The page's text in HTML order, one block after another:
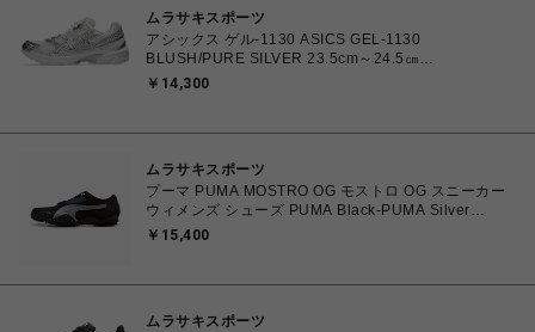
ムラサキスポーツ
アシックス ゲル-1130 ASICS GEL-1130
BLUSH/PURE SILVER 23.5cm～24.5㎝
1203A609.700 4571633242793 レディース スニーカ
￥14,300
ムラサキスポーツ
プーマ PUMA MOSTRO OG モストロ OG スニーカー
ウィメンズ シューズ PUMA Black-PUMA Silver
23.0cm～25.0㎝ 397330_17 4069157788854 【送料
￥15,400
ムラサキスポーツ